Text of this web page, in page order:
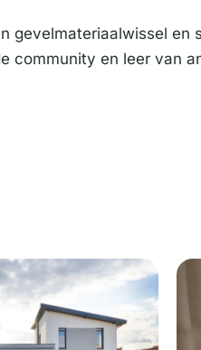
gevelmateriaalwissel en
community en leer van